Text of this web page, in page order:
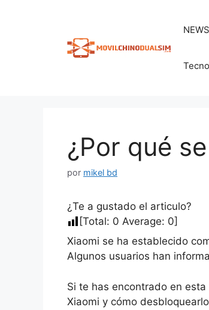
¿Por qué
por mikel bd
¿Te a gustado el articulo?
[Total: 0 Average: 0]
Xiaomi se ha establecido
Algunos usuarios han
Si te has encontrado en
Xiaomi y cómo